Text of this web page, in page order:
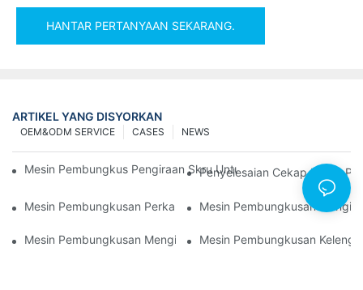
HANTAR PERTANYAAN SEKARANG.
ARTIKEL YANG DISYORKAN
NEWS
CASES
OEM&ODM SERVICE
Mesin Pembungkus Pengiraan Skru Untuk Hasil Yang Boleh
Penyelesaian Cekap Untuk
Mesin Pembungkusan Perkakasan Terbaik Untuk Kawalan
Mesin Pembungkusan
Mesin Pembungkusan Mengira Skru: Alat Terbaik Untuk
Mesin Pembungkusan